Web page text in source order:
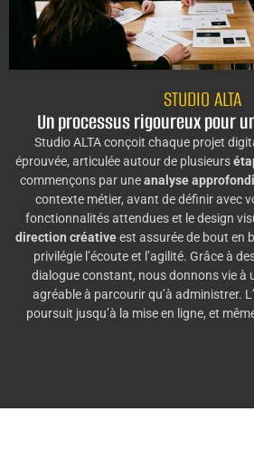
STUDIO ALTA
Un processus rigoureux pour
Studio ALTA conçoit chaque projet
éprouvée, articulée autour de plusieurs
commençons par uneanalyse
contexte métier, avant de définir avec
fonctionnalités attendues et le design
direction créativeest assurée de bout en
privilégie l’écoute et l’agilité. Grâce à
dialogue constant, nous donnons vie à
agréable à parcourir qu’à administrer.
poursuit jusqu’à la mise en ligne, et